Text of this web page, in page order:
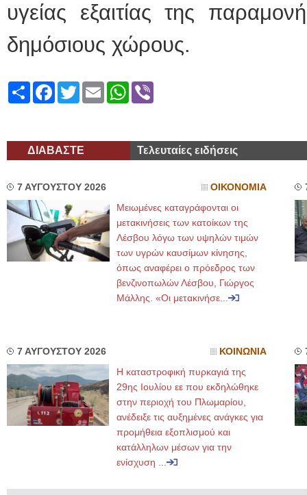
υγείας εξαιτίας της
δημόσιους χώρους.
ShareFacebook
TwitterEmailWhatsApp
ΔΙΑΒΑΣΤΕ Τελευταίες ειδήσεις
7 ΑΥΓΟΥΣΤΟΥ 2026 ΟΙΚΟΝΟΜΙΑ
Μειωμένες καταγράφονται οι
μετακινήσεις των κατοίκων της
Λέσβου λόγω των υψηλών τιμών
των υγρών καυσίμων κίνησης,
όπως αναφέρει ο πρόεδρος των
βενζινοπωλών Λέσβου, Γιώργος
Μάλλης. «Οι μετακινήσε...
7 ΑΥΓΟΥΣΤΟΥ 2026 ΚΟΙΝΩΝΙΑ
Η καταστροφική πυρκαγιά της
29ης Ιουλίου εε που εκδηλώθηκε
στην περιοχή του Πλωμαρίου,
ανέδειξε τις αυξημένες ανάγκες για
προμήθεια εξοπλισμού και
κατάλληλων μέσων για την
ενίσχυση ...